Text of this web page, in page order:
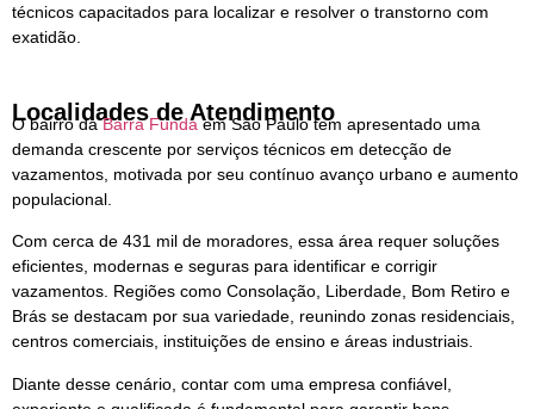
técnicos capacitados para localizar e resolver o transtorno com
exatidão.
Localidades de Atendimento
O bairro daBarra Funda em São Paulo tem apresentado uma
demanda crescente por serviços técnicos em detecção de
vazamentos, motivada por seu contínuo avanço urbano e aumento
populacional.
Com cerca de 431 mil de moradores, essa área requer soluções
eficientes, modernas e seguras para identificar e corrigir
vazamentos. Regiões como Consolação, Liberdade, Bom Retiro e
Brás se destacam por sua variedade, reunindo zonas residenciais,
centros comerciais, instituições de ensino e áreas industriais.
Diante desse cenário, contar com uma empresa confiável,